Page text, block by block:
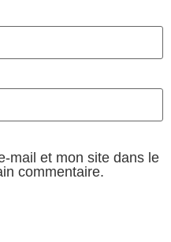
mail et mon site dans le
commentaire.